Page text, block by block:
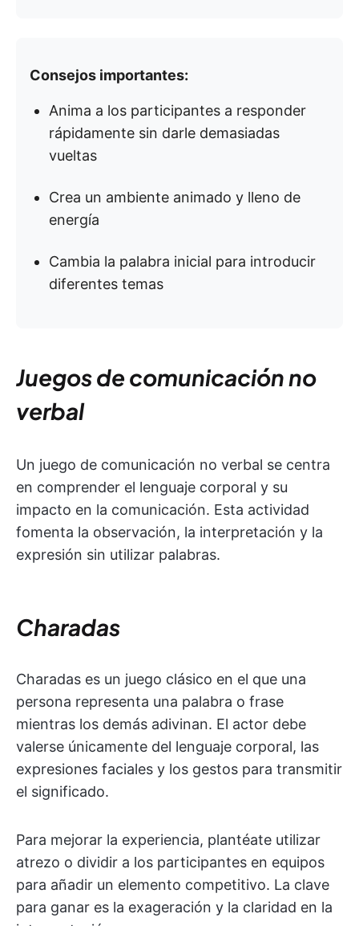
Consejos importantes:
Anima a los participantes a responder
rápidamente sin darle demasiadas
vueltas
Crea un ambiente animado y lleno de
energía
Cambia la palabra inicial para introducir
diferentes temas
Juegos de comunicación no
verbal
Un juego de comunicación no verbal se centra
en comprender el lenguaje corporal y su
impacto en la comunicación. Esta actividad
fomenta la observación, la interpretación y la
expresión sin utilizar palabras.
Charadas
Charadas es un juego clásico en el que una
persona representa una palabra o frase
mientras los demás adivinan. El actor debe
valerse únicamente del lenguaje corporal, las
expresiones faciales y los gestos para transmitir
el significado.
Para mejorar la experiencia, plantéate utilizar
atrezo o dividir a los participantes en equipos
para añadir un elemento competitivo. La clave
para ganar es la exageración y la claridad en la